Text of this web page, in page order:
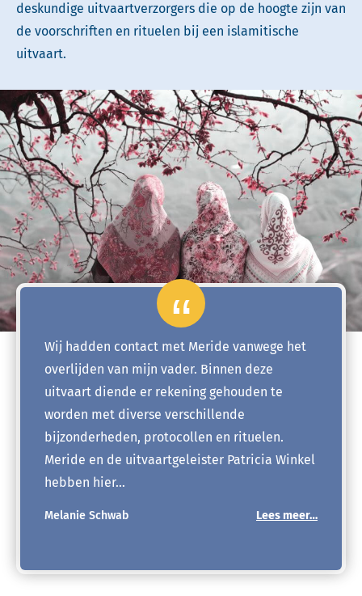
deskundige uitvaartverzorgers die op de hoogte zijn van
de voorschriften en rituelen bij een islamitische
uitvaart.
Wij hadden contact met Meride vanwege het
overlijden van mijn vader. Binnen deze
uitvaart diende er rekening gehouden te
worden met diverse verschillende
bijzonderheden, protocollen en rituelen.
Meride en de uitvaartgeleister Patricia Winkel
hebben hier…
Melanie Schwab Lees meer…